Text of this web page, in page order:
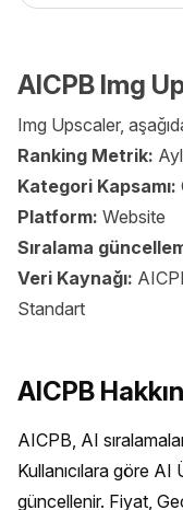
AICPB Img
Img Upscaler,
Ranking Metrik:
Kategori Kapsamı:
Platform: Website
Sıralama
Veri Kaynağı:
Standart
AICPB
AICPB, AI
Kullanıcılara göre AI
güncellenir. Fiyat,